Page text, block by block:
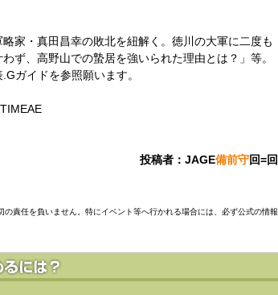
家・真田昌幸の敗北を紐解く。徳川の大軍に二度も
ず、高野山での蟄居を強いられた理由とは？」等。
ガイドを参照願います。
投稿者：JAGE備前守回=回
責任を負いません。特にイベント等へ行かれる場合には、必ず公式の情報